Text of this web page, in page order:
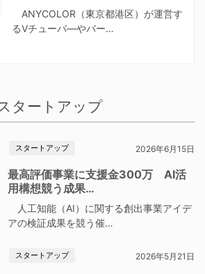
ANYCOLOR（東京都港区）が運営す
るVチューバ―やバー…
タートアップ
スタートアップ 2026年6月15日
最高評価事業に支援金300万 AI活
用構想競う成果…
人工知能（AI）に関する創出事業アイデ
アの検証成果を競う催…
スタートアップ 2026年5月21日